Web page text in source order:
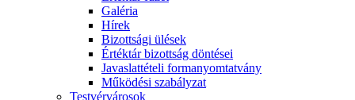
Galéria
Hírek
Bizottsági ülések
Értéktár bizottság döntései
Javaslattételi formanyomtatvány
Működési szabályzat
Testvérvárosok